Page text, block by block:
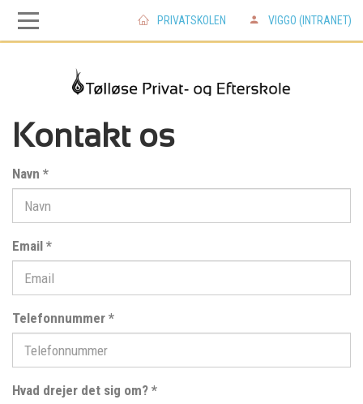
Skip
Skip
PRIVATSKOLEN VIGGO (INTRANET)
Kontakt os
Navn *
Email *
Telefonnummer *
Hvad drejer det sig om? *